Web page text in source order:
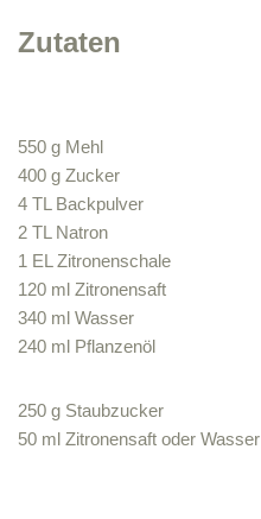
Zutaten
550 g Mehl
400 g Zucker
4 TL Backpulver
2 TL Natron
1 EL Zitronenschale
120 ml Zitronensaft
340 ml Wasser
240 ml Pflanzenöl
250 g Staubzucker
50 ml Zitronensaft oder Wasser